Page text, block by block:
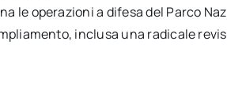
le operazioni a difesa del Parco
inclusa una radicale